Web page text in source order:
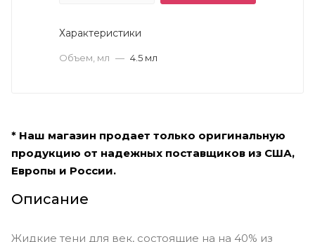
La Douce - тёплый золото-
Pigalle - холодный клюквенный
Vivid Amethyst - яркий
фиолетовый
Vivid Sapphire - яркий тёмно-синий
Характеристики
Объем, мл — 4.5 мл
* Наш магазин продает только оригинальную
продукцию от надежных поставщиков из США,
Европы и России.
Описание
Жидкие тени для век, состоящие на на 40% из